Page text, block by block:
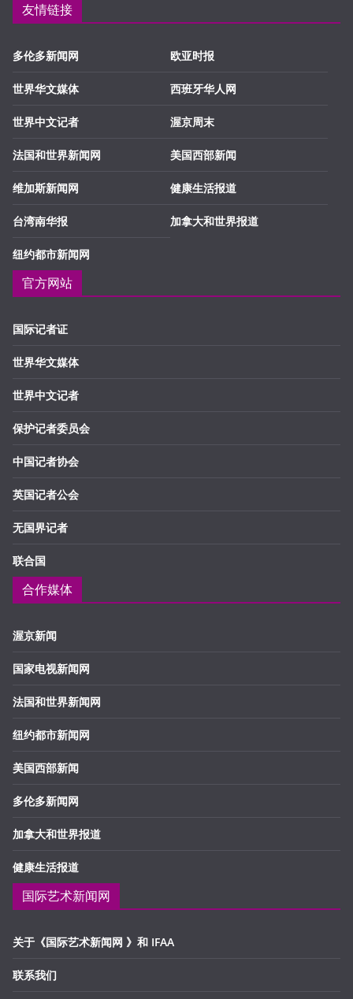
友情链接
多伦多新闻网
世界华文媒体
世界中文记者
法国和世界新闻网
维加斯新闻网
台湾南华报
纽约都市新闻网
欧亚时报
西班牙华人网
渥京周末
美国西部新闻
健康生活报道
加拿大和世界报道
官方网站
国际记者证
世界华文媒体
世界中文记者
保护记者委员会
中国记者协会
英国记者公会
无国界记者
联合国
合作媒体
渥京新闻
国家电视新闻网
法国和世界新闻网
纽约都市新闻网
美国西部新闻
多伦多新闻网
加拿大和世界报道
健康生活报道
国际艺术新闻网
关于《国际艺术新闻网 》和 IFAA
联系我们